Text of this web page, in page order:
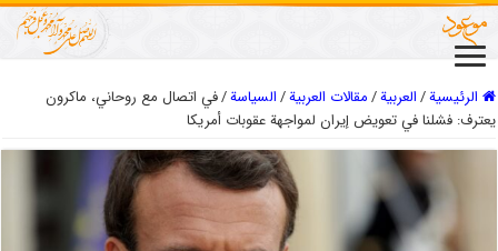
الرئيسية/العربیة/مقالات العربیة/السیاسة/في اتصال مع روحاني، ماكرون
يعترف: فشلنا في تعويض إيران لمواجهة عقوبات أمريكا